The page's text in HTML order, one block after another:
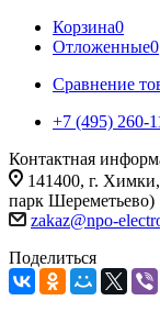
Корзина0
Отложенные0
Сравнение
+7 (495) 260-
Контактная
141400, г.
парк Шереметьево)
zakaz@npo-
Поделиться